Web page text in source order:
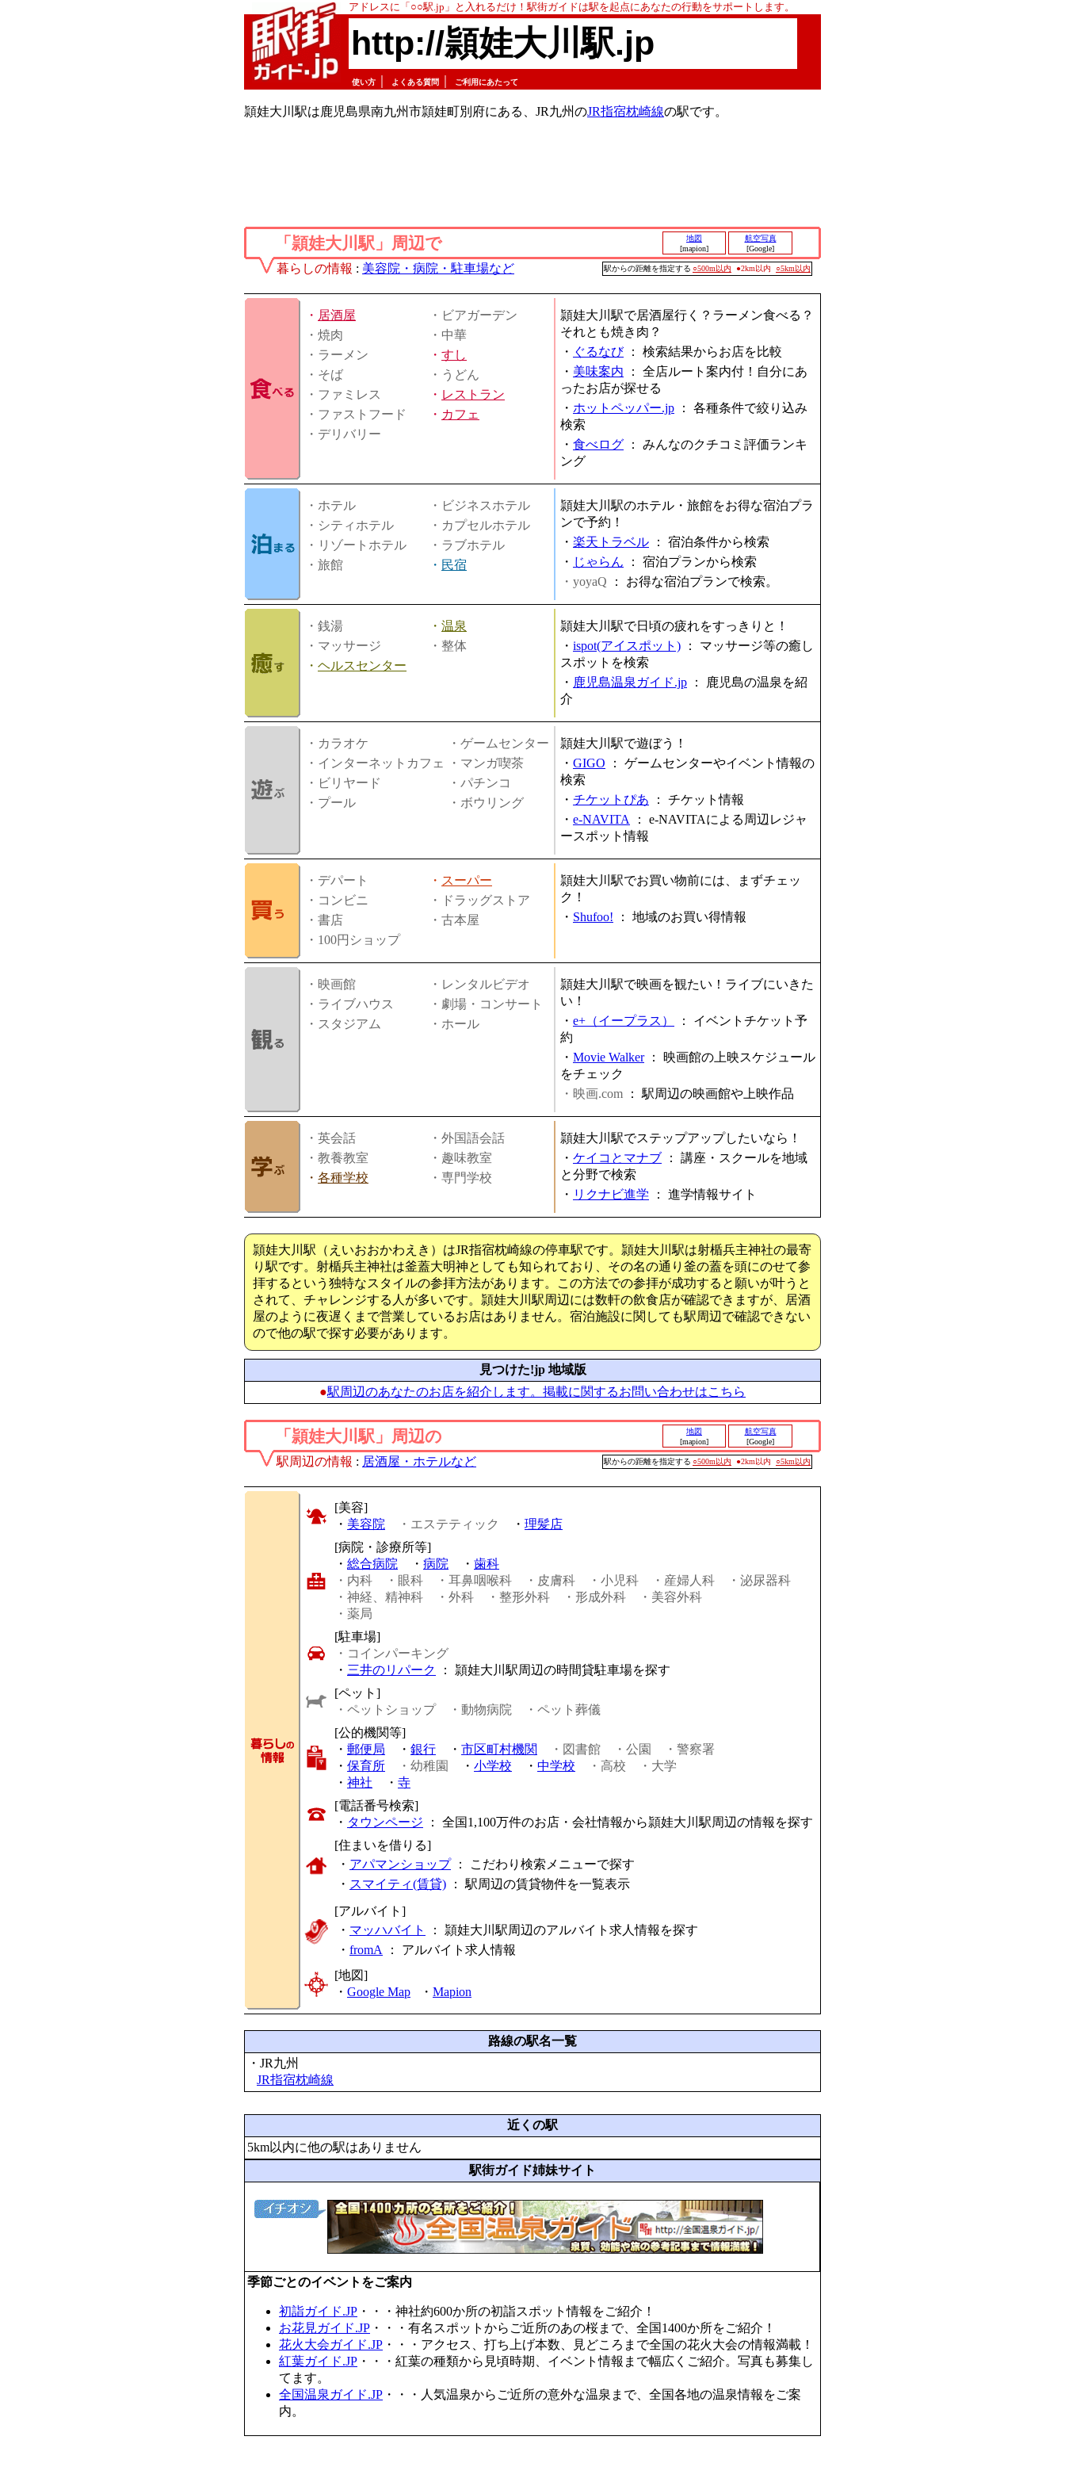
アドレスに「○○駅.jp」と入れるだけ！駅街ガイドは駅を起点にあなたの行動をサポートします。
http://頴娃大川駅.jp
使い方 よくある質問 ご利用にあたって
頴娃大川駅は鹿児島県南九州市頴娃町別府にある、JR九州のJR指宿枕崎線の駅です。
「頴娃大川駅」周辺で
地図
[mapion]
航空写真
[Google]
暮らしの情報 : 美容院・病院・駐車場など 駅からの距離を指定する ○500m以内 ●2km以内 ○5km以内
・ 居酒屋
・ビアガーデン
・焼肉
・中華
・ラーメン
・ すし
・そば
・うどん
・ファミレス
・ レストラン
・ファストフード
・ カフェ
・デリバリー
頴娃大川駅で居酒屋行く？ラーメン食べる？
それとも焼き肉？
・ ぐるなび： 検索結果からお店を比較
・ 美味案内 ： 全店ルート案内付！自分にあ
ったお店が探せる
・ ホットペッパー.jp ： 各種条件で絞り込み
検索
・ 食べログ ： みんなのクチコミ評価ランキ
ング
・ホテル
・ビジネスホテル
・シティホテル
・カプセルホテル
・リゾートホテル
・ラブホテル
・旅館
・ 民宿
頴娃大川駅のホテル・旅館をお得な宿泊プラ
ンで予約！
・ 楽天トラベル ： 宿泊条件から検索
・ じゃらん ： 宿泊プランから検索
・yoyaQ ： お得な宿泊プランで検索。
・銭湯 ・ 温泉
・マッサージ
・整体
・ ヘルスセンター
頴娃大川駅で日頃の疲れをすっきりと！
・ ispot(アイスポット) ： マッサージ等の癒し
スポットを検索
・ 鹿児島温泉ガイド.jp ：
鹿児島の温泉を紹
介
・カラオケ
・ゲームセンター
・インターネットカフェ
・マンガ喫茶
・ビリヤード
・パチンコ
・プール
・ボウリング
頴娃大川駅で遊ぼう！
・ GIGO ： ゲームセンターやイベント情報の
検索
・ チケットぴあ ： チケット情報
・ e-NAVITA ： e-NAVITAによる周辺レジャ
ースポット情報
・デパート ・ スーパー
・コンビニ
・ドラッグストア
・書店
・古本屋
・100円ショップ
頴娃大川駅でお買い物前には、まずチェッ
ク！
・ Shufoo! ： 地域のお買い得情報
・映画館
・レンタルビデオ
・ライブハウス
・劇場・コンサート
・スタジアム
・ホール
頴娃大川駅で映画を観たい！ライブにいきた
い！
・ e+（イープラス） ： イベントチケット予
約
・ Movie Walker： 映画館の上映スケジュール
をチェック
・映画.com ： 駅周辺の映画館や上映作品
・英会話
・外国語会話
・教養教室
・趣味教室
・ 各種学校 ・専門学校
頴娃大川駅でステップアップしたいなら！
・ ケイコとマナブ ： 講座・スクールを地域
と分野で検索
・ リクナビ進学 ： 進学情報サイト
頴娃大川駅（えいおおかわえき）はJR指宿枕崎線の停車駅です。頴娃大川駅は射楯兵主神社の最寄
り駅です。射楯兵主神社は釜蓋大明神としても知られており、その名の通り釜の蓋を頭にのせて参
拝するという独特なスタイルの参拝方法があります。この方法での参拝が成功すると願いが叶うと
されて、チャレンジする人が多いです。頴娃大川駅周辺には数軒の飲食店が確認できますが、居酒
屋のように夜遅くまで営業しているお店はありません。宿泊施設に関しても駅周辺で確認できない
ので他の駅で探す必要があります。
見つけた!jp 地域版
●駅周辺のあなたのお店を紹介します。掲載に関するお問い合わせはこちら
「頴娃大川駅」周辺の
地図
[mapion]
航空写真
[Google]
駅周辺の情報 : 居酒屋・ホテルなど 駅からの距離を指定する ○500m以内 ●2km以内 ○5km以内
[美容]
・ 美容院 ・エステティック ・ 理髪店
[病院・診療所等]
・ 総合病院 ・ 病院 ・ 歯科
・内科
・眼科 ・耳鼻咽喉科 ・皮膚科 ・小児科 ・産婦人科
・泌尿器科
・神経、精神科
・外科 ・整形外科 ・形成外科
・美容外科
・薬局
[駐車場]
・コインパーキング
・ 三井のリパーク
： 頴娃大川駅周辺の時間貸駐車場を探す
[ペット]
・ペットショップ
・動物病院
・ペット葬儀
[公的機関等]
・ 郵便局 ・ 銀行 ・ 市区町村機関 ・図書館 ・公園
・警察署
・ 保育所 ・幼稚園 ・ 小学校 ・ 中学校 ・高校
・大学
・ 神社 ・ 寺
[電話番号検索]
・ タウンページ ： 全国1,100万件のお店・会社情報から頴娃大川駅周辺の情報を探す
[住まいを借りる]
・ アパマンショップ： こだわり検索メニューで探す
・ スマイティ(賃貸) ： 駅周辺の賃貸物件を一覧表示
[アルバイト]
・ マッハバイト
： 頴娃大川駅周辺のアルバイト求人情報を探す
・ fromA ： アルバイト求人情報
[地図]
・ Google Map ・ Mapion
路線の駅名一覧
・JR九州
JR指宿枕崎線
近くの駅
5km以内に他の駅はありません
駅街ガイド姉妹サイト
季節ごとのイベントをご案内
初詣ガイド.JP ・・・神社約600か所の初詣スポット情報をご紹介！
お花見ガイド.JP ・・・有名スポットからご近所のあの桜まで、全国1400か所をご紹介！
花火大会ガイド.JP ・・・アクセス、打ち上げ本数、見どころまで全国の花火大会の情報満載！
紅葉ガイド.JP ・・・紅葉の種類から見頃時期、イベント情報まで幅広くご紹介。写真も募集し
てます。
全国温泉ガイド.JP ・・・人気温泉からご近所の意外な温泉まで、全国各地の温泉情報をご案
内。